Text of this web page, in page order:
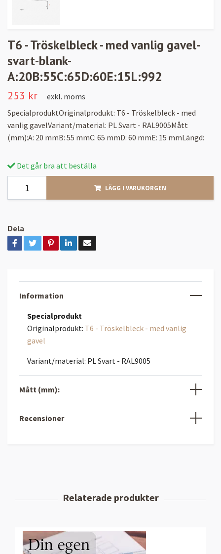
T6 - Tröskelbleck - med vanlig gavel-
svart-blank-
A:20B:55C:65D:60E:15L:992
253 kr
exkl. moms
SpecialproduktOriginalprodukt: T6 - Tröskelbleck - med
vanlig gavelVariant/material: PL Svart - RAL9005Mått
(mm):A: 20 mmB: 55 mmC: 65 mmD: 60 mmE: 15 mmLängd:
Det går bra att beställa
LÄGG I VARUKORGEN
Dela
Information
Specialprodukt
Originalprodukt: T6 - Tröskelbleck - med vanlig
gavel
Variant/material: PL Svart - RAL9005
Mått (mm):
Recensioner